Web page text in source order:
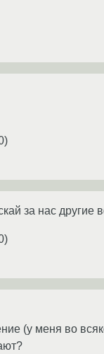
)
за нас
)
(у меня во